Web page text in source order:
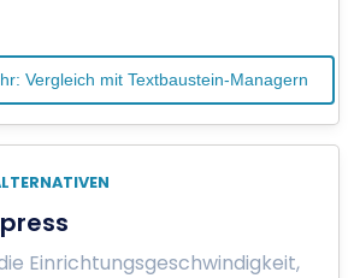
Vergleich mit Textbaustein-Managern
Einrichtungsgeschwindigkeit,